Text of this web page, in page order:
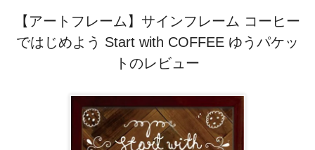
【アートフレーム】サインフレーム コーヒー
ではじめよう Start with COFFEE ゆうパケッ
トのレビュー